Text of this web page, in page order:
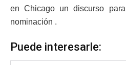
en Chicago un discurso
nominación .
Puede interesarle: